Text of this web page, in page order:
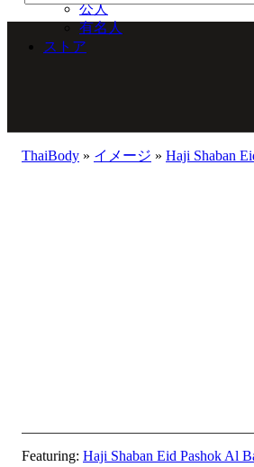
公人
有名人
ストア
ThaiBody » イメージ » Haji Shaban
Featuring: Haji Shaban Eid Pashok Al